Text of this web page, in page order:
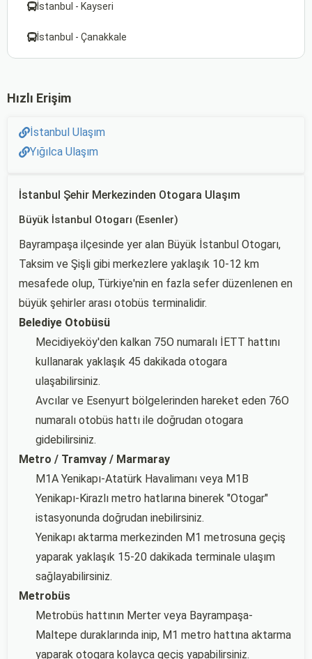
İstanbul - Kayseri
İstanbul - Çanakkale
Hızlı Erişim
İstanbul Ulaşım
Yığılca Ulaşım
İstanbul Şehir Merkezinden Otogara Ulaşım
Büyük İstanbul Otogarı (Esenler)
Bayrampaşa ilçesinde yer alan Büyük İstanbul Otogarı,
Taksim ve Şişli gibi merkezlere yaklaşık 10-12 km
mesafede olup, Türkiye'nin en fazla sefer düzenlenen en
büyük şehirler arası otobüs terminalidir.
Belediye Otobüsü
Mecidiyeköy'den kalkan 75O numaralı İETT hattını
kullanarak yaklaşık 45 dakikada otogara
ulaşabilirsiniz.
Avcılar ve Esenyurt bölgelerinden hareket eden 76O
numaralı otobüs hattı ile doğrudan otogara
gidebilirsiniz.
Metro / Tramvay / Marmaray
M1A Yenikapı-Atatürk Havalimanı veya M1B
Yenikapı-Kirazlı metro hatlarına binerek "Otogar"
istasyonunda doğrudan inebilirsiniz.
Yenikapı aktarma merkezinden M1 metrosuna geçiş
yaparak yaklaşık 15-20 dakikada terminale ulaşım
sağlayabilirsiniz.
Metrobüs
Metrobüs hattının Merter veya Bayrampaşa-
Maltepe duraklarında inip, M1 metro hattına aktarma
yaparak otogara kolayca geçiş yapabilirsiniz.